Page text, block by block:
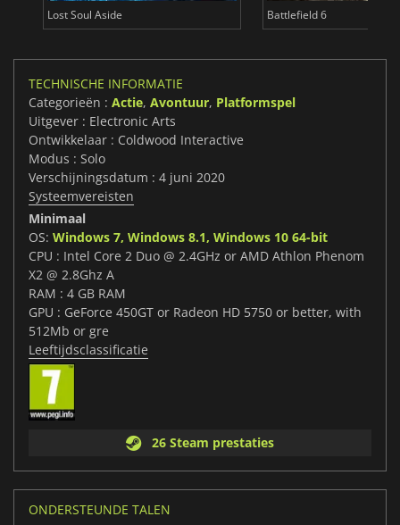
Lost Soul Aside Battlefield 6
TECHNISCHE INFORMATIE
Categorieën : Actie, Avontuur, Platformspel
Uitgever : Electronic Arts
Ontwikkelaar : Coldwood Interactive
Modus : Solo
Verschijningsdatum : 4 juni 2020
Systeemvereisten
Minimaal
OS: Windows 7, Windows 8.1, Windows 10 64-bit
CPU : Intel Core 2 Duo @ 2.4GHz or AMD Athlon Phenom
X2 @ 2.8Ghz A
RAM : 4 GB RAM
GPU : GeForce 450GT or Radeon HD 5750 or better, with
512Mb or gre
Leeftijdsclassificatie
26 Steam prestaties
ONDERSTEUNDE TALEN